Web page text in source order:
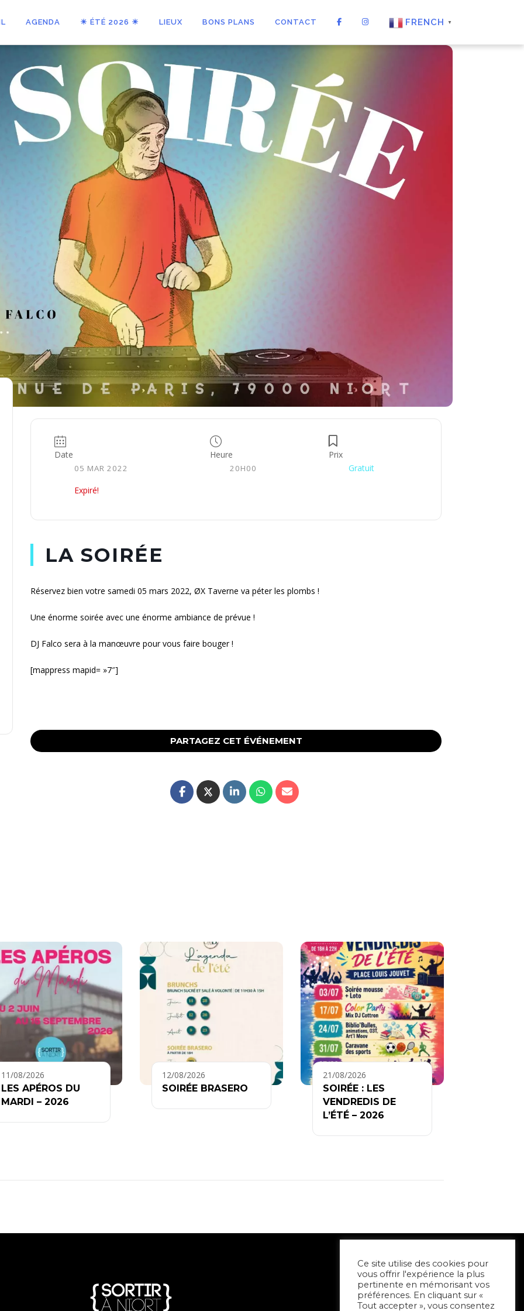
AGENDA ☀ ÉTÉ 2026 ☀ LIEUX BONS PLANS CONTACT FRENCH ▼
Date
05 MAR 2022
Expiré!
Heure
20H00
Prix
Gratuit
LA SOIRÉE
Réservez bien votre samedi 05 mars 2022, ØX Taverne va péter les plombs !
Une énorme soirée avec une énorme ambiance de prévue !
DJ Falco sera à la manœuvre pour vous faire bouger !
[mappress mapid= »7″]
PARTAGEZ CET ÉVÉNEMENT
11/08/2026
LES APÉROS DU
MARDI – 2026
12/08/2026
SOIRÉE BRASERO
21/08/2026
SOIRÉE : LES
VENDREDIS DE
L’ÉTÉ – 2026
Ce site utilise des cookies pour
vous offrir l'expérience la plus
pertinente en mémorisant vos
préférences. En cliquant sur «
Tout accepter », vous consentez